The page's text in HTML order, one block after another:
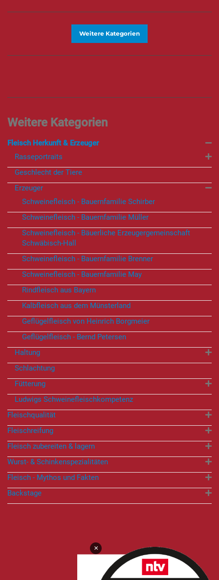
Weitere Kategorien
Fleisch Herkunft & Erzeuger
Rasseportraits
Geschlecht der Tiere
Erzeuger
Schweinefleisch - Bauernfamilie Schirber
Schweinefleisch - Bauernfamilie Müller
Schweinefleisch - Bäuerliche Erzeugergemeinschaft
Schwäbisch-Hall
Schweinefleisch - Bauernfamilie Brenner
Schweinefleisch - Bauernfamilie May
Rindfleisch aus Bayern
Kalbfleisch aus dem Münsterland
Geflügelfleisch von Heinrich Borgmeier
Geflügelfleisch - Bernd Petersen
Haltung
Schlachtung
Fütterung
Ludwigs Schweinefleischkompetenz
Fleischqualität
Fleischreifung
Fleisch zubereiten & lagern
Wurst- & Schinkenspezialitäten
Fleisch - Mythos und Fakten
Backstage
×